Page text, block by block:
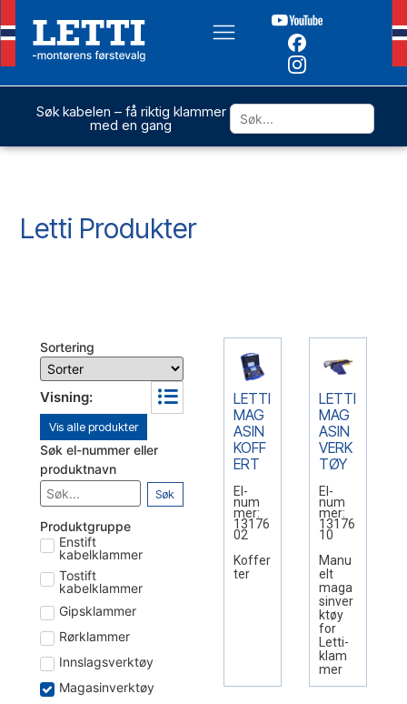
Søk kabelen – få riktig klammer
med en gang
Letti Produkter
Sortering
Visning:
Vis alle produkter
Søk el-nummer eller
produktnavn
Søk
Produktgruppe
Enstift
kabelklammer
Tostift
kabelklammer
Gipsklammer
Rørklammer
Innslagsverktøy
Magasinverktøy
LETTI
MAG
ASIN
KOFF
ERT
El-
num
mer:
13176
02
Koffer
ter
LETTI
MAG
ASIN
VERK
TØY
El-
num
mer:
13176
10
Manu
elt
maga
sinver
ktøy
for
Letti-
klam
mer